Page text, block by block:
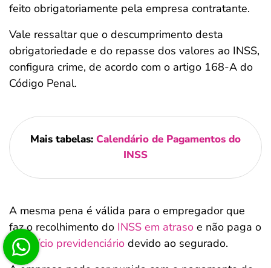
feito obrigatoriamente pela empresa contratante.
Vale ressaltar que o descumprimento desta
obrigatoriedade e do repasse dos valores ao INSS,
configura crime, de acordo com o artigo 168-A do
Código Penal.
Mais tabelas: Calendário de Pagamentos do
INSS
A mesma pena é válida para o empregador que
faz o recolhimento do INSS em atraso e não paga o
benefício previdenciário devido ao segurado.